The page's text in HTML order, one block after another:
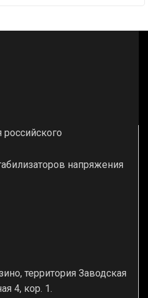
напряжения
территория Заводская
4, кор. 1.